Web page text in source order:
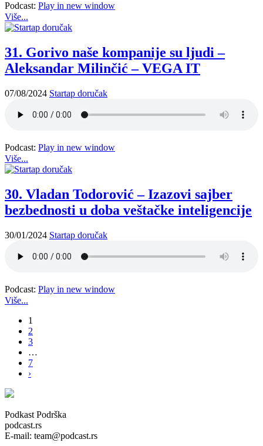
Podcast: Play in new window
Više...
31. Gorivo naše kompanije su ljudi –
Aleksandar Milinčić – VEGA IT
07/08/2024 Startap doručak
Podcast: Play in new window
Više...
30. Vladan Todorović – Izazovi sajber
bezbednosti u doba veštačke inteligencije
30/01/2024 Startap doručak
Podcast: Play in new window
Više...
1
2
3
…
7
›
Podkast Podrška
podcast.rs
E-mail: team@podcast.rs